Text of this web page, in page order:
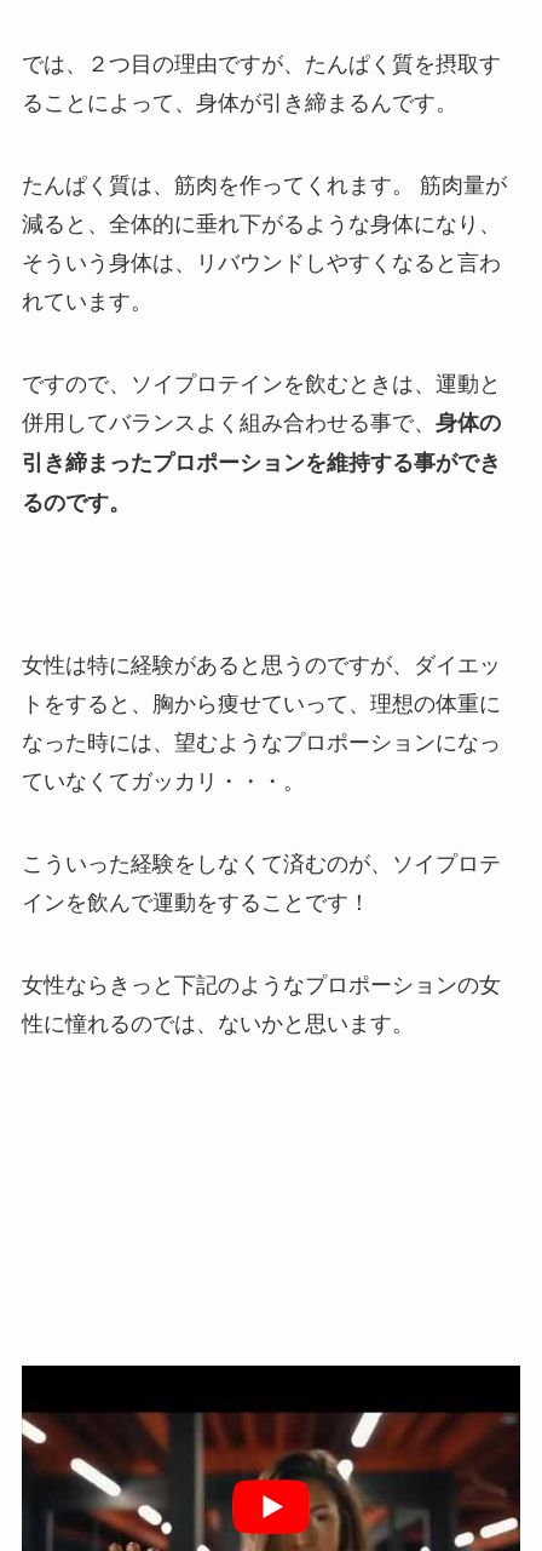
では、２つ目の理由ですが、たんぱく質を摂取す
ることによって、身体が引き締まるんです。
たんぱく質は、筋肉を作ってくれます。 筋肉量が
減ると、全体的に垂れ下がるような身体になり、
そういう身体は、リバウンドしやすくなると言わ
れています。
ですので、ソイプロテインを飲むときは、運動と
併用してバランスよく組み合わせる事で、 身体の
引き締まったプロポーションを維持する事ができ
るのです。
女性は特に経験があると思うのですが、ダイエッ
トをすると、胸から痩せていって、理想の体重に
なった時には、望むようなプロポーションになっ
ていなくてガッカリ・・・。
こういった経験をしなくて済むのが、ソイプロテ
インを飲んで運動をすることです！
女性ならきっと下記のようなプロポーションの女
性に憧れるのでは、ないかと思います。